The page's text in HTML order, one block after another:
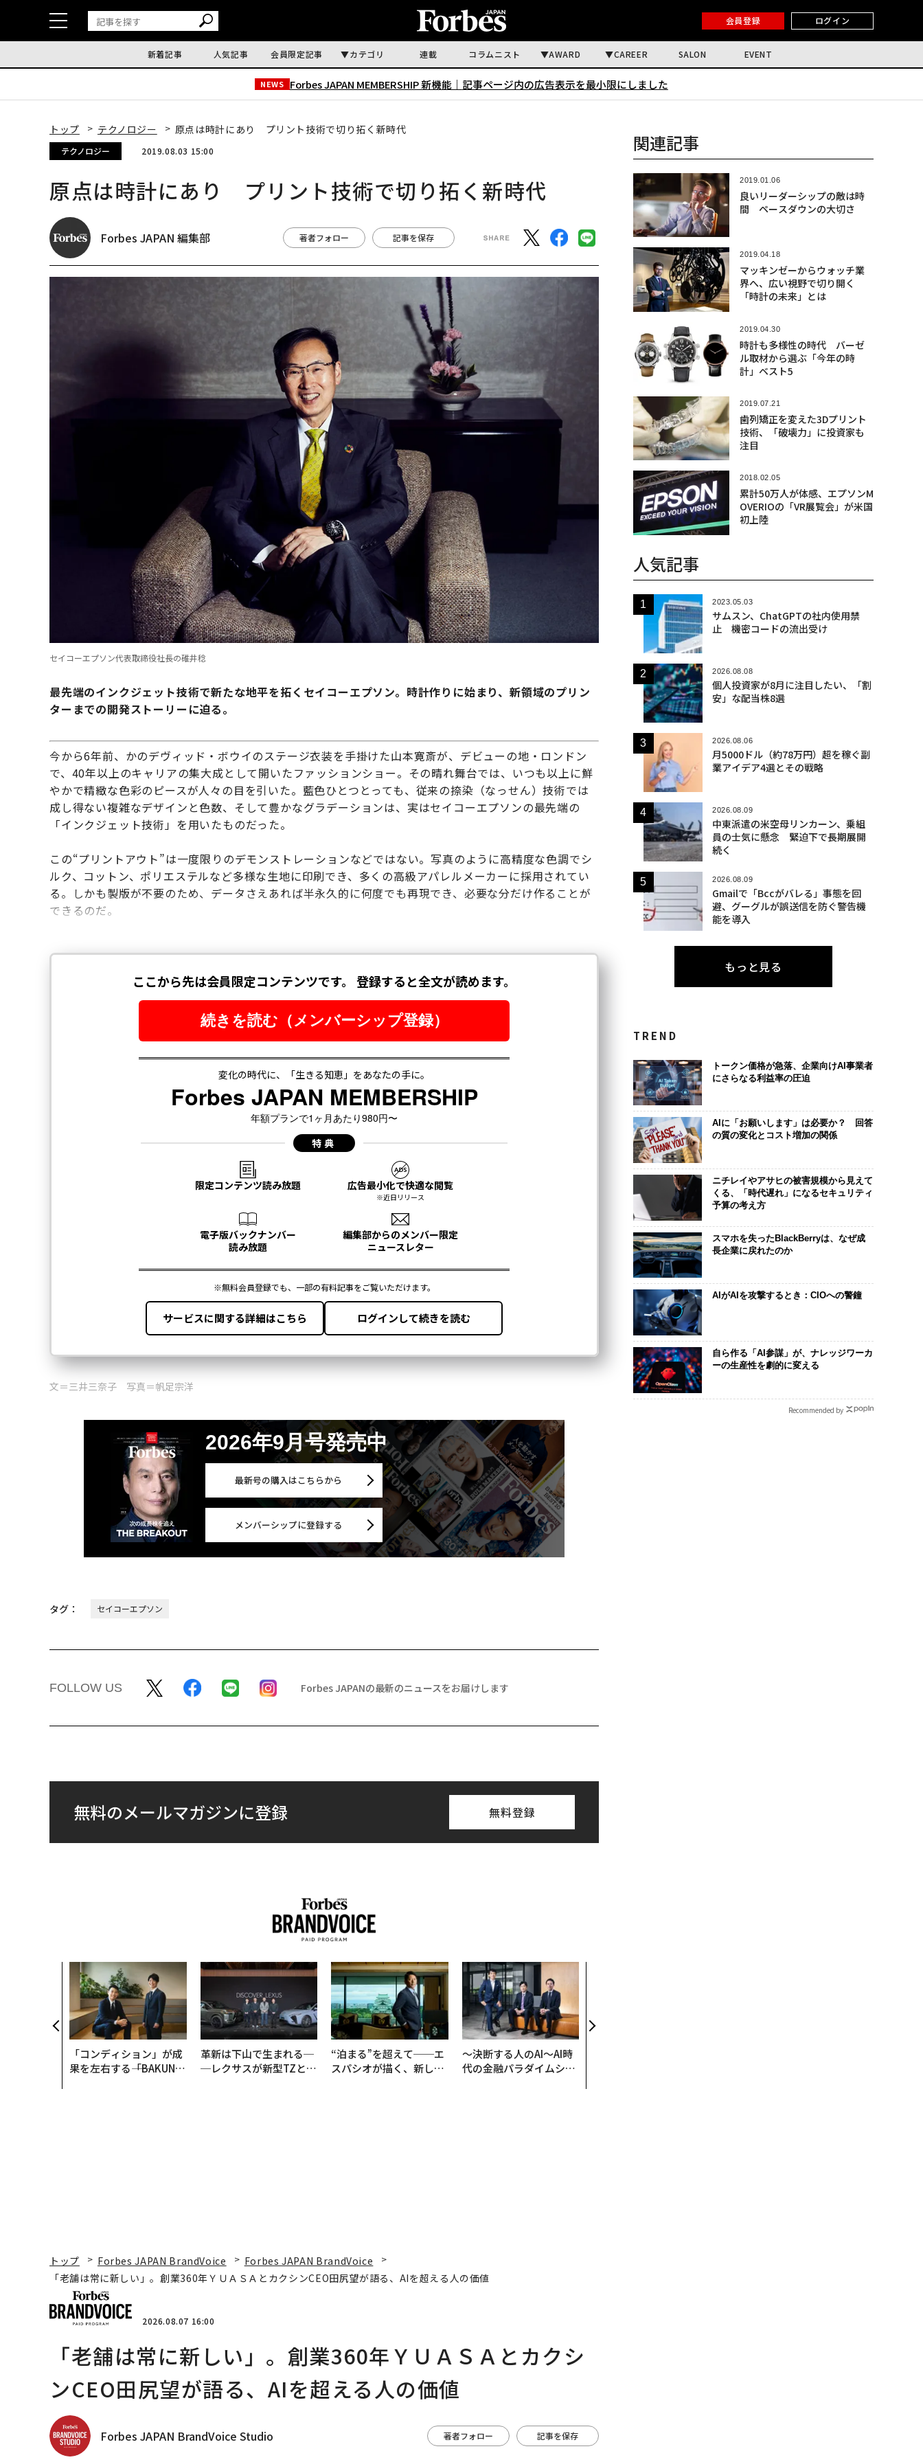
会員登録 ログイン
新着記事 人気記事 会員限定記事 カテゴリ 連載 コラムニスト AWARD CAREER SALON EVENT
NEWS Forbes JAPAN MEMBERSHIP 新機能｜ 記事ページ内の広告表示を最小限にしました
トップ テクノロジー 原点は時計にあり プリント技術で切り拓く新時代
テクノロジー 2019.08.03 15:00
原点は時計にあり プリント技術で切り拓く新時代
Forbes JAPAN 編集部 著者フォロー 記事を保存
セイコーエプソン代表取締役社長の碓井稔
最先端のインクジェット技術で新たな地平を拓くセイコーエプソン。 時計作りに始まり、新領域のプリン
ターまでの開発ストーリーに迫る。
今から6年前、かのデヴィッド・ボウイのステージ衣装を手掛けた山本寛斎が、デビューの地・ロンドン
で、40年以上のキャリアの集大成として開いたファッションショー。その晴れ舞台では、いつも以上に鮮
やかで精緻な色彩のピースが人々の目を引いた。藍色ひとつとっても、従来の捺染（なっせん）技術では
成し得ない複雑なデザインと色数、そして豊かなグラデーションは、実はセイコーエプソンの最先端の
「インクジェット技術」を用いたものだった。
この“プリントアウト”は一度限りのデモンストレーションなどではない。写真のように高精度な色調でシ
ルク、コットン、ポリエステルなど多様な生地に印刷でき、多くの高級アパレルメーカーに採用されてい
る。しかも製版が不要のため、データさえあれば半永久的に何度でも再現でき、必要な分だけ作ることが
できるのだ。
文＝三井三奈子 写真＝帆足宗洋
2026年9月号発売中
最新号の購入はこちらから
メンバーシップに登録する
タグ： セイコーエプソン
FOLLOW US Forbes JAPANの最新のニュースをお届けします
無料のメールマガジンに登録 無料登録
「コンディション」が成
果を左右する――「BAKUN
革新は下山で生まれる─
─レクサスが新型TZとE
“泊まる”を超えて──エ
スパシオが描く、新しい
〜決断する人のAI〜AI時
代の金融パラダイムシフ
関連記事
2019.01.06
良いリーダーシップの敵は時
間 ペースダウンの大切さ
2019.04.18
マッキンゼーからウォッチ業
界へ、広い視野で切り開く
「時計の未来」とは
2019.04.30
時計も多様性の時代 バーゼ
ル取材から選ぶ「今年の時
計」ベスト5
2019.07.21
歯列矯正を変えた3Dプリント
技術、「破壊力」に投資家も
注目
2018.02.05
累計50万人が体感、エプソンM
OVERIOの「VR展覧会」が米国
初上陸
人気記事
2023.05.03
サムスン、ChatGPTの社内使用禁
止 機密コードの流出受け
2026.08.08
個人投資家が8月に注目したい、「割
安」な配当株8選
2026.08.06
月5000ドル（約78万円）超を稼ぐ副
業アイデア4選とその戦略
2026.08.09
中東派遣の米空母リンカーン、乗組
員の士気に懸念 緊迫下で長期展開
続く
2026.08.09
Gmailで「Bccがバレる」事態を回
避、グーグルが誤送信を防ぐ警告機
能を導入
もっと見る
TREND
トークン価格が急落、企業向けAI事業者
にさらなる利益率の圧迫
AIに「お願いします」は必要か？ 回答
の質の変化とコスト増加の関係
ニチレイやアサヒの被害規模から見えて
くる、「時代遅れ」になるセキュリティ
予算の考え方
スマホを失ったBlackBerryは、なぜ成
長企業に戻れたのか
AIがAIを攻撃するとき：CIOへの警鐘
自ら作る「AI参謀」が、ナレッジワーカ
ーの生産性を劇的に変える
Recommended by
トップ Forbes JAPAN BrandVoice
Forbes JAPAN BrandVoice
「老舗は常に新しい」。創業360年ＹＵＡＳＡとカクシンCEO田尻望が語る、AIを超える人の価値
2026.08.07 16:00
「老舗は常に新しい」。創業360年ＹＵＡＳＡとカクシ
ンCEO田尻望が語る、AIを超える人の価値
Forbes JAPAN BrandVoice Studio 著者フォロー 記事を保存